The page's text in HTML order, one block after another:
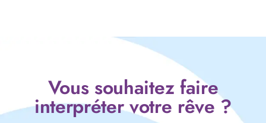
Vous souhaitez faire
interpréter votre rêve ?